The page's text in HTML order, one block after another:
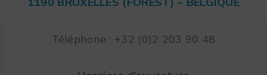
Téléphone : +32 (0)2 203 90 48